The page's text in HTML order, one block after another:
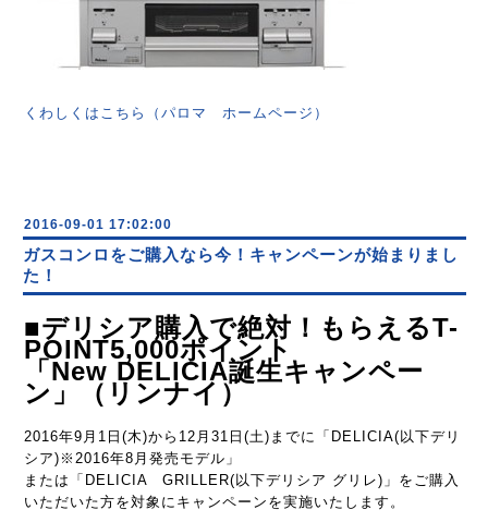
くわしくはこちら（パロマ ホームページ）
2016-09-01 17:02:00
ガスコンロをご購入なら今！キャンペーンが始まりまし
た！
■デリシア購入で絶対！もらえるT-
POINT5,000ポイント
「New DELICIA誕生キャンペー
ン」（リンナイ）
2016年9月1日(木)から12月31日(土)までに「DELICIA(以下デリ
シア)※2016年8月発売モデル」
または「DELICIA GRILLER(以下デリシア グリレ)」をご購入
いただいた方を対象にキャンペーンを実施いたします。